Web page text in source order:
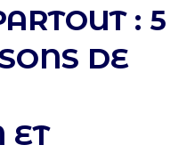
: 5
DE
ET